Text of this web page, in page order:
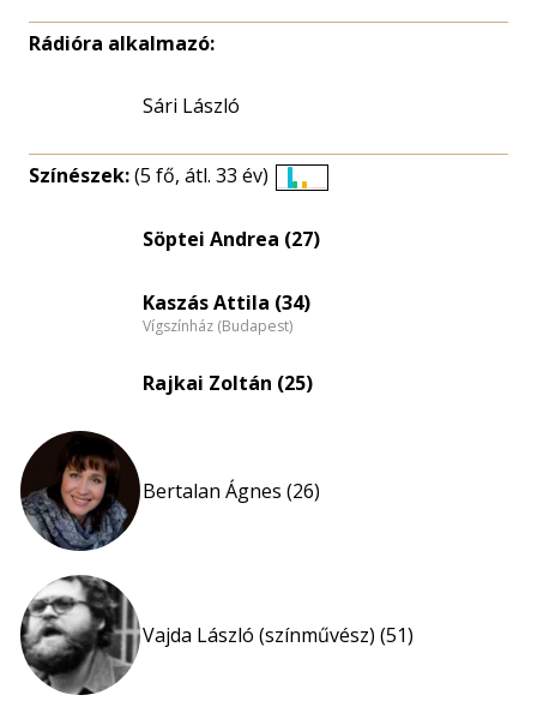
Rádióra alkalmazó:
Sári László
Színészek:(5 fő, átl. 33 év)
eloszlás
Söptei Andrea (27)
Kaszás Attila (34)
Vígszínház (Budapest)
Rajkai Zoltán (25)
Bertalan Ágnes (26)
Vajda László (színművész) (51)